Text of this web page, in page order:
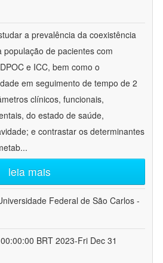
a prevalência da coexistência
população de pacientes com
e ICC, bem como o
em seguimento de tempo de 2
clínicos, funcionais,
do estado de saúde,
e contrastar os determinantes
...
leia mais
Federal de São Carlos -
BRT 2023-Fri Dec 31